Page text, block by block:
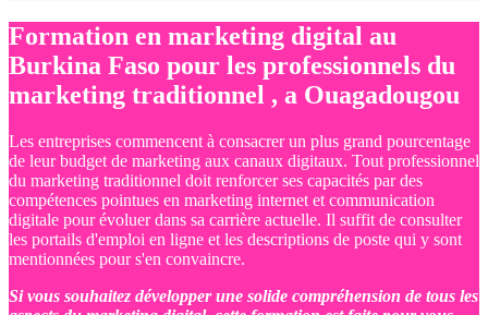
Formation en marketing digital au
Burkina Faso pour les professionnels du
marketing traditionnel , a Ouagadougou
Les entreprises commencent à consacrer un plus grand pourcentage
de leur budget de marketing aux canaux digitaux. Tout professionnel
du marketing traditionnel doit renforcer ses capacités par des
compétences pointues en marketing internet et communication
digitale pour évoluer dans sa carrière actuelle. Il suffit de consulter
les portails d'emploi en ligne et les descriptions de poste qui y sont
mentionnées pour s'en convaincre.
Si vous souhaitez développer une solide compréhension de tous les